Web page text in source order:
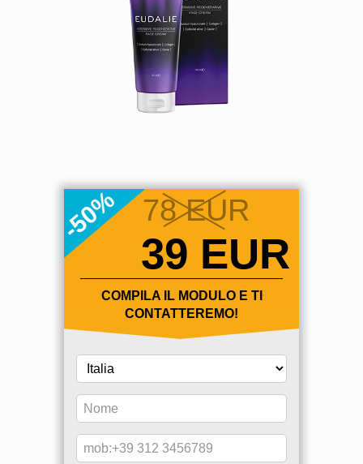
78 EUR
39 EUR
COMPILA IL MODULO E TI
CONTATTEREMO!